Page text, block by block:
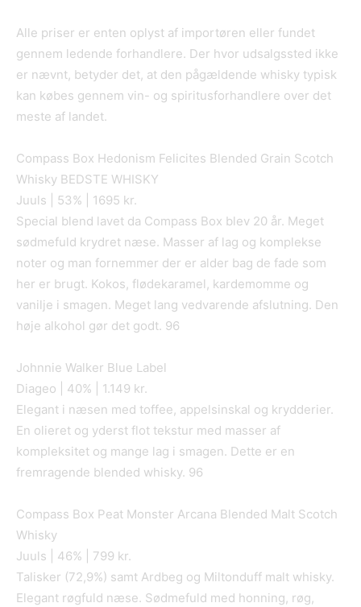
Alle priser er enten oplyst af importøren eller fundet
gennem ledende forhandlere. Der hvor udsalgssted ikke
er nævnt, betyder det, at den pågældende whisky typisk
kan købes gennem vin- og spiritusforhandlere over det
meste af landet.
Compass Box Hedonism Felicites Blended Grain Scotch
Whisky BEDSTE WHISKY
Juuls | 53% | 1695 kr.
Special blend lavet da Compass Box blev 20 år. Meget
sødmefuld krydret næse. Masser af lag og komplekse
noter og man fornemmer der er alder bag de fade som
her er brugt. Kokos, flødekaramel, kardemomme og
vanilje i smagen. Meget lang vedvarende afslutning. Den
høje alkohol gør det godt. 96
Johnnie Walker Blue Label
Diageo | 40% | 1.149 kr.
Elegant i næsen med toffee, appelsinskal og krydderier.
En olieret og yderst flot tekstur med masser af
kompleksitet og mange lag i smagen. Dette er en
fremragende blended whisky. 96
Compass Box Peat Monster Arcana Blended Malt Scotch
Whisky
Juuls | 46% | 799 kr.
Talisker (72,9%) samt Ardbeg og Miltonduff malt whisky.
Elegant røgfuld næse. Sødmefuld med honning, røg,